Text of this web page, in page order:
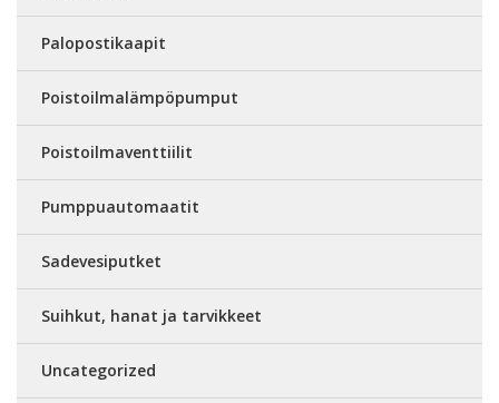
Palopostikaapit
Poistoilmalämpöpumput
Poistoilmaventtiilit
Pumppuautomaatit
Sadevesiputket
Suihkut, hanat ja tarvikkeet
Uncategorized